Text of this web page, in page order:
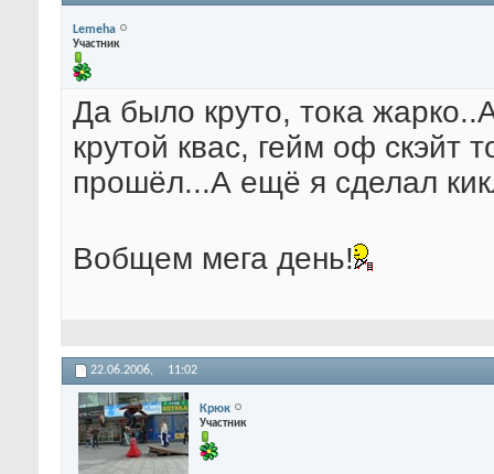
Lemeha
Участник
Да было круто, тока
крутой квас, гейм оф скэйт
прошёл...А ещё я сделал
Вобщем мега день!
22.06.2006, 11:02
Крюк
Участник